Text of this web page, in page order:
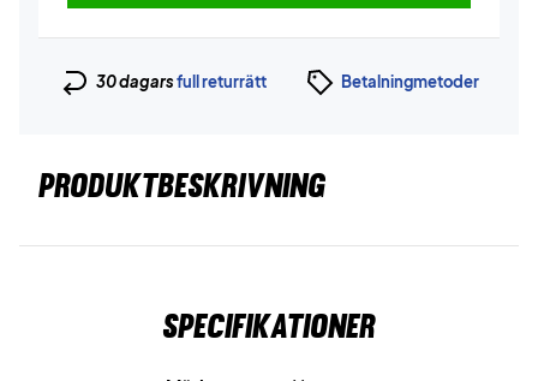
30 dagarsfull returrätt Betalningmetoder
PRODUKTBESKRIVNING
Specifikationer